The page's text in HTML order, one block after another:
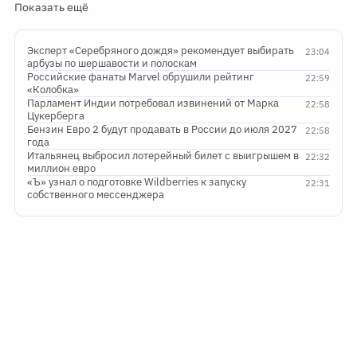
Показать ещё
23:04
Эксперт «Серебряного дождя» рекомендует выбирать
арбузы по шершавости и полоскам
22:59
Российские фанаты Marvel обрушили рейтинг
«Колобка»
22:58
Парламент Индии потребовал извинений от Марка
Цукерберга
22:58
Бензин Евро 2 будут продавать в России до июля 2027
года
22:32
Итальянец выбросил лотерейный билет с выигрышем в
миллион евро
22:31
«Ъ» узнал о подготовке Wildberries к запуску
собственного мессенджера